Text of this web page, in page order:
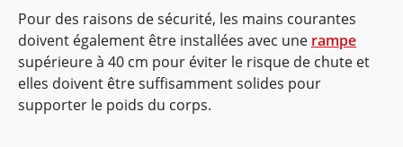
Pour des raisons de sécurité, les mains courantes
doivent également être installées avec une rampe
supérieure à 40 cm pour éviter le risque de chute et
elles doivent être suffisamment solides pour
supporter le poids du corps.